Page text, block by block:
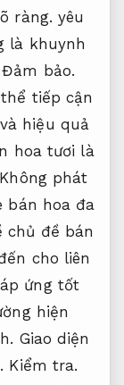
ràng. yêu
là khuynh
Đảm bảo.
tiếp cận
hiệu quả
hoa tươi là
Không phát
bán hoa đa
chủ đề bán
cho liên
ứng tốt
hiện
Giao diện
Kiểm tra.